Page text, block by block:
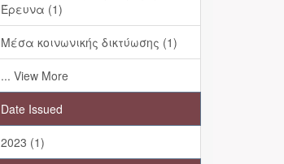
Έρευνα (1)
Μέσα κοινωνικής δικτύωσης (1)
... View More
Date Issued
2023 (1)